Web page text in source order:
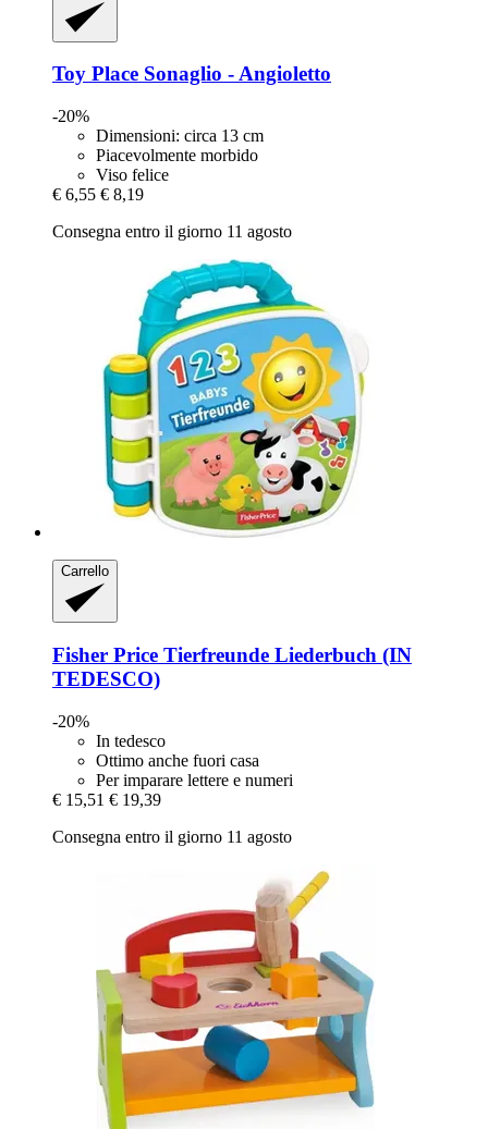
Toy Place Sonaglio -​ Angioletto
-20%
Dimensioni: circa 13 cm
Piacevolmente morbido
Viso felice
€ 6,55 € 8,19
Consegna entro il giorno 11 agosto
Carrello
Fisher Price Tierfreunde Liederbuch (IN
TEDESCO)
-20%
In tedesco
Ottimo anche fuori casa
Per imparare lettere e numeri
€ 15,51 € 19,39
Consegna entro il giorno 11 agosto